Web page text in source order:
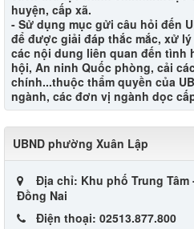
huyện, cấp xã.
- Sử dụng mục gửi câu hỏi đến
để được giải đáp thắc mắc, xử
các nội dung liên quan đến tình
hội, An ninh Quốc phòng, cải
chính...thuộc thẩm quyền của
ngành, các đơn vị ngành dọc
UBND phường Xuân Lập
Địa chỉ: Khu phố Trung
Đồng Nai
Điện thoại: 02513.877.800